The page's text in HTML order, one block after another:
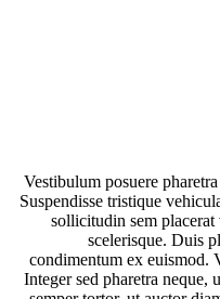
Vestibulum posuere
Suspendisse tristique
sollicitudin sem placerat
scelerisque. Duis
condimentum ex euismod.
Integer sed pharetra neque,